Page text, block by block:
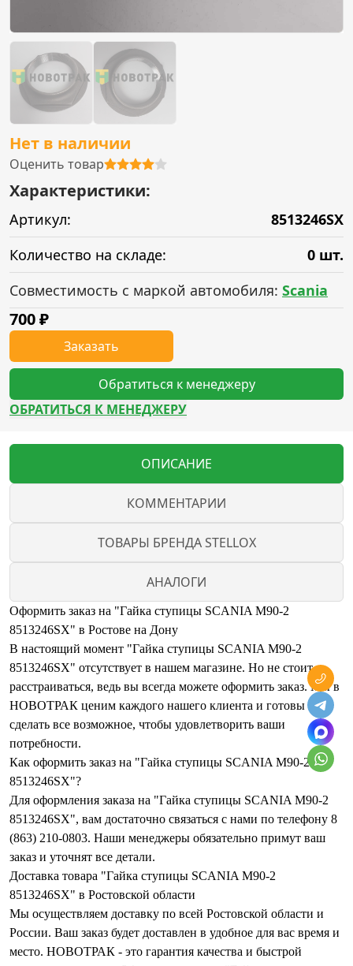
Нет в наличии
Оценить товар
Характеристики:
Артикул:
8513246SX
Количество на складе:
0 шт.
Совместимость с маркой автомобиля: Scania
700₽
Заказать
Обратиться к менеджеру
ОБРАТИТЬСЯ К МЕНЕДЖЕРУ
ОПИСАНИЕ
КОММЕНТАРИИ
ТОВАРЫ БРЕНДА STELLOX
АНАЛОГИ
Оформить заказ на "Гайка ступицы SCANIA М90-2
8513246SX" в Ростове на Дону
В настоящий момент "Гайка ступицы SCANIA М90-2
8513246SX" отсутствует в нашем магазине. Но не стоит
расстраиваться, ведь вы всегда можете оформить заказ. Мы в
НОВОТРАК ценим каждого нашего клиента и готовы
сделать все возможное, чтобы удовлетворить ваши
потребности.
Как оформить заказ на "Гайка ступицы SCANIA М90-2
8513246SX"?
Для оформления заказа на "Гайка ступицы SCANIA М90-2
8513246SX", вам достаточно связаться с нами по телефону 8
(863) 210-0803. Наши менеджеры обязательно примут ваш
заказ и уточнят все детали.
Доставка товара "Гайка ступицы SCANIA М90-2
8513246SX" в Ростовской области
Мы осуществляем доставку по всей Ростовской области и
России. Ваш заказ будет доставлен в удобное для вас время и
место. НОВОТРАК - это гарантия качества и быстрой